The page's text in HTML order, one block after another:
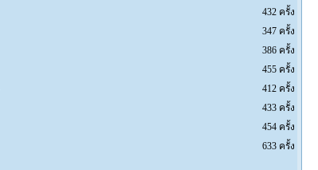
432 ครั้ง
347 ครั้ง
386 ครั้ง
455 ครั้ง
412 ครั้ง
433 ครั้ง
454 ครั้ง
633 ครั้ง